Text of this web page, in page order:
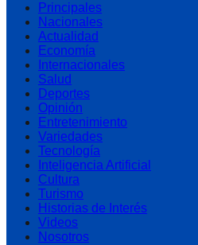
Principales
Nacionales
Actualidad
Economía
Internacionales
Salud
Deportes
Opinión
Entretenimiento
Variedades
Tecnología
Inteligencia Artificial
Cultura
Turismo
Historias de Interés
Videos
Nosotros